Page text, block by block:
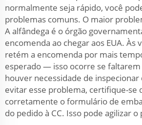
normalmente seja rápido, você
problemas comuns. O maior
A alfândega é o órgão
encomenda ao chegar aos EUA. Às
retém a encomenda por mais
esperado — isso ocorre se
houver necessidade de inspecionar
evitar esse problema, certifique-se
corretamente o formulário de
do pedido à CC. Isso pode agilizar o